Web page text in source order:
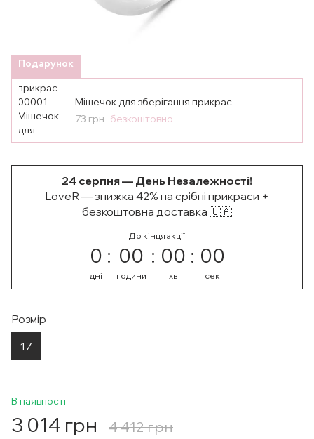
Подарунок
Мішечок для зберігання прикрас
73 грн безкоштовно
24 серпня — День Незалежності!
LoveR — знижка 42% на срібні прикраси +
безкоштовна доставка 🇺🇦
До кінця акції
0
дні
00
години
00
хв
00
сек
Розмір
17
В наявності
3 014 грн 4 412 грн